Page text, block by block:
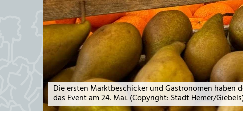
Die ersten Marktbeschicker und Gastronomen haben
das Event am 24. Mai. (Copyright: Stadt Hemer/Giebels)